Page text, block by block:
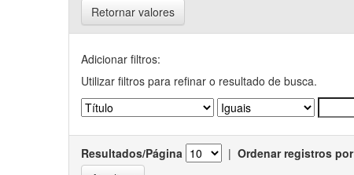
Retornar valores
Adicionar filtros:
Utilizar filtros para refinar o resultado de busca.
Resultados/Página | Ordenar registros por